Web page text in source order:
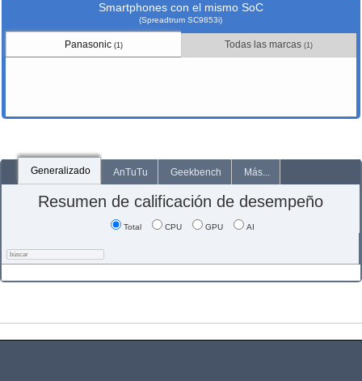
Smartphones con el mismo SoC
(Spreadtrum SC9853i)
Panasonic (1) Todas las marcas(1)
Generalizado AnTuTu Geekbench Más...
Resumen de calificación de desempeño
Total CPU GPU AI